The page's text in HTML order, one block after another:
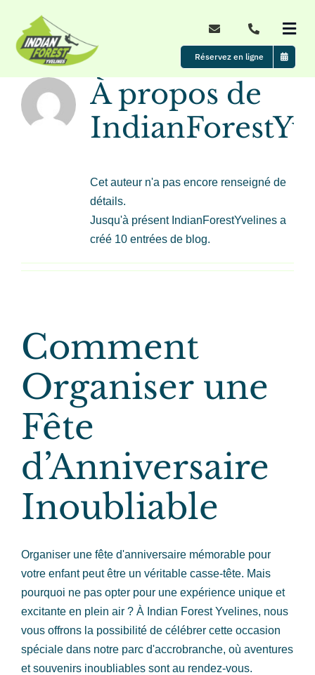
contenu
Le parc
Évènements
Contact
Réservez en ligne
À propos de
Cet auteur n'a pas encore renseigné de
détails.
Jusqu'à présent IndianForestYvelines a
créé 10 entrées de blog.
Comment
Organiser une
Fête
d’Anniversaire
Inoubliable
Organiser une fête d'anniversaire mémorable pour
votre enfant peut être un véritable casse-tête. Mais
pourquoi ne pas opter pour une expérience unique et
excitante en plein air ? À Indian Forest Yvelines, nous
vous offrons la possibilité de célébrer cette occasion
spéciale dans notre parc d'accrobranche, où aventures
et souvenirs inoubliables sont au rendez-vous.